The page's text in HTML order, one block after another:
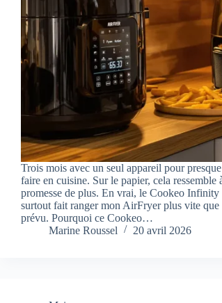
Trois mois avec un seul appareil pour
faire en cuisine. Sur le papier, cela ressemble
promesse de plus. En vrai, le Cookeo Infinity
surtout fait ranger mon AirFryer plus vite que
prévu. Pourquoi ce Cookeo…
Marine Roussel
20 avril 2026